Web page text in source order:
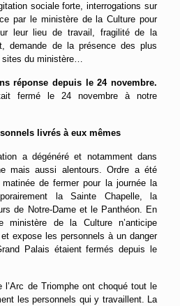
sociale forte, interrogations sur
par le ministère de la Culture pour
leur lieu de travail, fragilité de la
demande de la présence des plus
sites du ministère…
réponse depuis le 24 novembre.
fermé le 24 novembre à notre
livrés à eux mêmes
a dégénéré et notamment dans
mais aussi alentours. Ordre a été
de fermer pour la journée la
la Sainte Chapelle, la
de Notre-Dame et le Panthéon. En
de la Culture n’anticipe
expose les personnels à un danger
Palais étaient fermés depuis le
l’Arc de Triomphe ont choqué tout le
les personnels qui y travaillent. La